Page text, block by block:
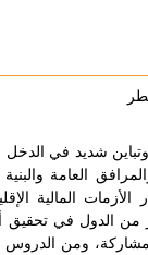
وتباين شديد في
العامة والبنية
المالية
الدول في تحقيق
ومن الدروس